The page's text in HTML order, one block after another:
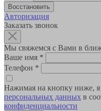
Авторизация
Заказать звонок
Мы свяжемся с Вами в
Ваше имя *
Телефон *
Нажимая на кнопку ниже,
персональных данных в
конфиденциальности